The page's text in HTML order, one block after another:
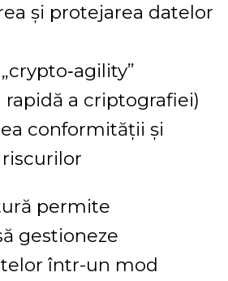
și protejarea datelor
rapidă a criptografiei)
conformității și
permite
gestioneze
într-un mod